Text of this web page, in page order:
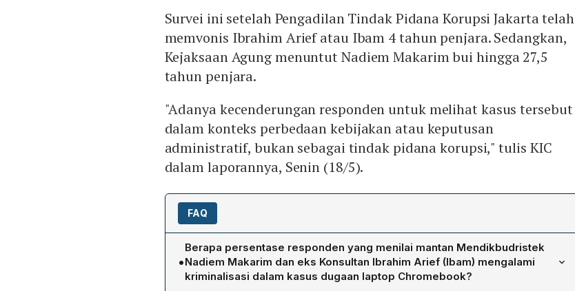
Survei ini setelah Pengadilan Tindak Pidana Korupsi Jakarta telah
memvonis Ibrahim Arief atau Ibam 4 tahun penjara. Sedangkan,
Kejaksaan Agung menuntut Nadiem Makarim bui hingga 27,5
tahun penjara.
"Adanya kecenderungan responden untuk melihat kasus tersebut
dalam konteks perbedaan kebijakan atau keputusan
administratif, bukan sebagai tindak pidana korupsi," tulis KIC
dalam laporannya, Senin (18/5).
FAQ
•
Berapa persentase responden yang menilai mantan Mendikbudristek
Nadiem Makarim dan eks Konsultan Ibrahim Arief (Ibam) mengalami
kriminalisasi dalam kasus dugaan laptop Chromebook?